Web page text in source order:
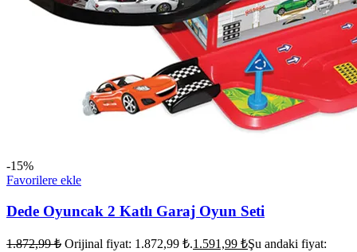
-15%
Favorilere ekle
Dede Oyuncak 2 Katlı Garaj Oyun Seti
1.872,99₺ Orijinal fiyat: 1.872,99 ₺.1.591,99 ₺Şu andaki fiyat: